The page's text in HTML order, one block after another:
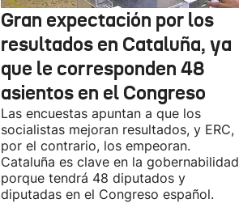
Gran expectación por los
resultados en Cataluña, ya
que le corresponden 48
asientos en el Congreso
Las encuestas apuntan a que los
socialistas mejoran resultados, y ERC,
por el contrario, los empeoran.
Cataluña es clave en la gobernabilidad
porque tendrá 48 diputados y
diputadas en el Congreso español.